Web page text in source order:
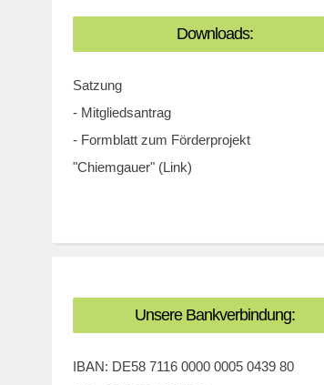
Downloads:
Satzung
- Mitgliedsantrag
- Formblatt zum Förderprojekt
"Chiemgauer" (Link)
Unsere Bankverbindung:
IBAN: DE58 7116 0000 0005 0439 80